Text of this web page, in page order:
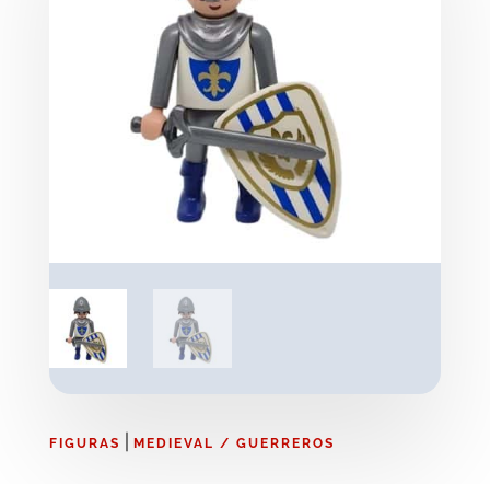
FIGURAS MEDIEVAL / GUERREROS